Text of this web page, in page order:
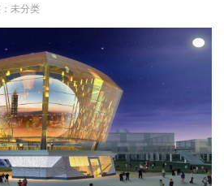
的那些事 - Totiot
未分类